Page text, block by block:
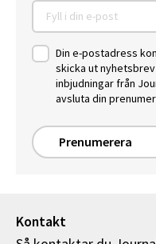
Din e-postadress
skicka ut
inbjudningar från
avsluta din
Prenumerera
Kontakt